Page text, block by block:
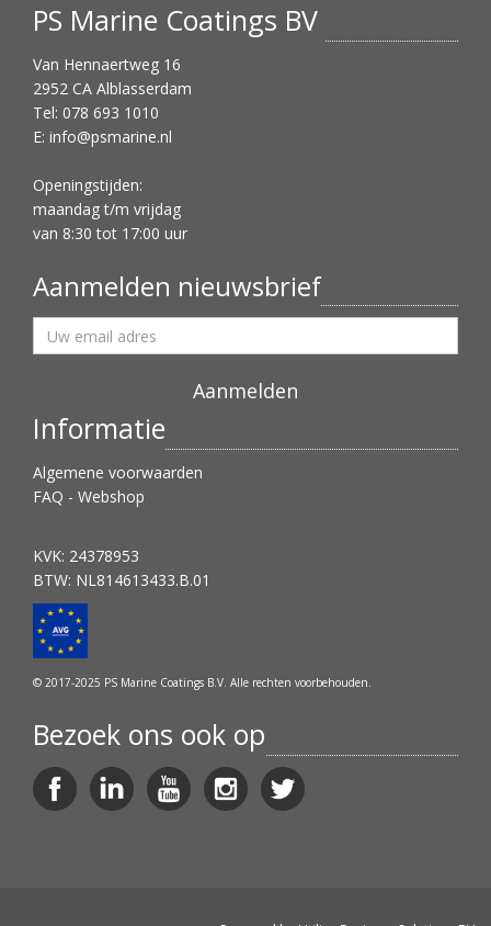
PS Marine Coatings BV
Van Hennaertweg 16
2952 CA Alblasserdam
Tel: 078 693 1010
E: info@psmarine.nl
Openingstijden:
maandag t/m vrijdag
van 8:30 tot 17:00 uur
Aanmelden nieuwsbrief
Informatie
Algemene voorwaarden
FAQ - Webshop
KVK: 24378953
BTW: NL814613433.B.01
© 2017-2025 PS Marine Coatings B.V. Alle rechten voorbehouden.
Bezoek ons ook op